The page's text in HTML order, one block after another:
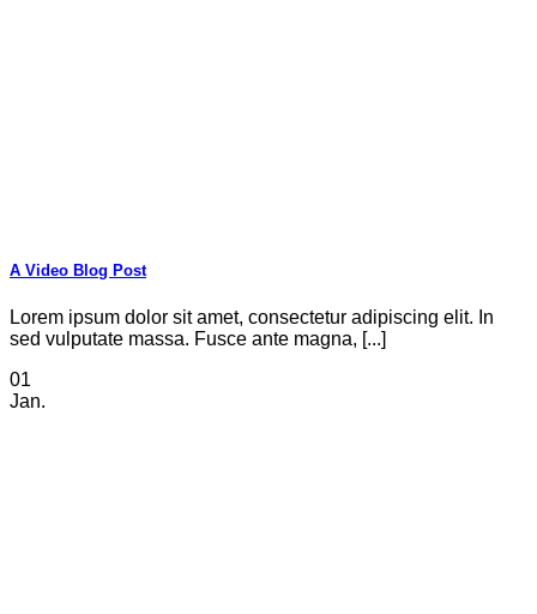
A Video Blog Post
Lorem ipsum dolor sit amet, consectetur adipiscing elit. In
sed vulputate massa. Fusce ante magna, [...]
01
Jan.